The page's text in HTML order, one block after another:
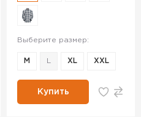
Выберите размер:
M XL XXL
Купить